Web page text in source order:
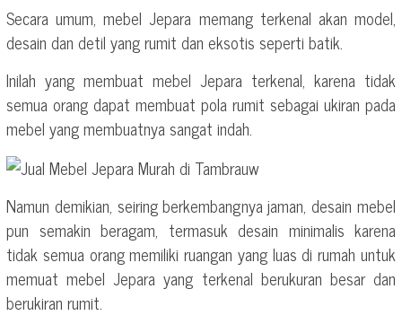
Secara umum, mebel Jepara memang terkenal akan model,
desain dan detil yang rumit dan eksotis seperti batik.
Inilah yang membuat mebel Jepara terkenal, karena tidak
semua orang dapat membuat pola rumit sebagai ukiran pada
mebel yang membuatnya sangat indah.
Namun demikian, seiring berkembangnya jaman, desain mebel
pun semakin beragam, termasuk desain minimalis karena
tidak semua orang memiliki ruangan yang luas di rumah untuk
memuat mebel Jepara yang terkenal berukuran besar dan
berukiran rumit.